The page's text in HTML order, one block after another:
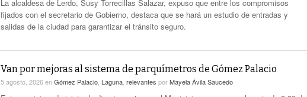
La alcaldesa de Lerdo, Susy Torrecillas Salazar, expuso que entre los compromisos
fijados con el secretario de Gobierno, destaca que se hará un estudio de entradas y
salidas de la ciudad para garantizar el tránsito seguro.
Van por mejoras al sistema de parquímetros de Gómez Palacio
5 agosto, 2026enGómez Palacio Laguna relevantes porMayela Ávila Saucedo